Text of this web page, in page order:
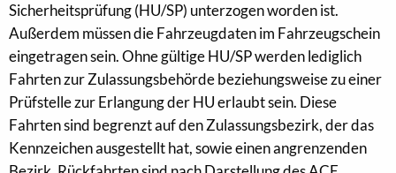
Sicherheitsprüfung (HU/SP) unterzogen worden ist.
Außerdem müssen die Fahrzeugdaten im Fahrzeugschein
eingetragen sein. Ohne gültige HU/SP werden lediglich
Fahrten zur Zulassungsbehörde beziehungsweise zu einer
Prüfstelle zur Erlangung der HU erlaubt sein. Diese
Fahrten sind begrenzt auf den Zulassungsbezirk, der das
Kennzeichen ausgestellt hat, sowie einen angrenzenden